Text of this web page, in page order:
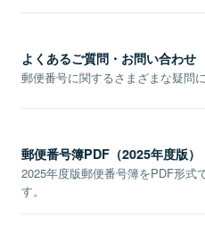
よくあるご質問・お問い合わせ
郵便番号に関するさまざまな疑問
郵便番号簿PDF（2025年度版）
2025年度版郵便番号簿をPDF形式
す。